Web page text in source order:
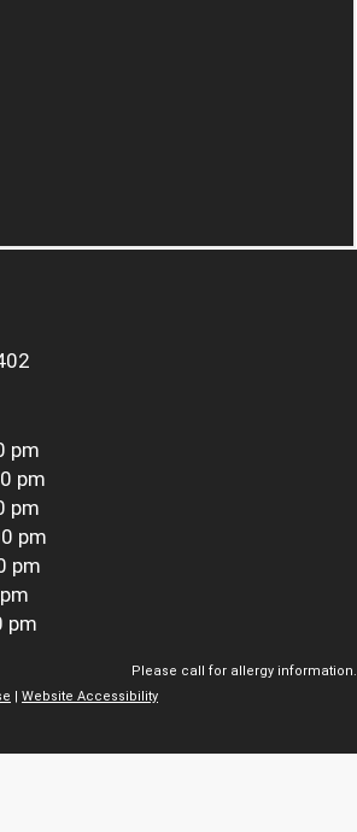
pm
pm
pm
pm
pm
pm
Please call for allergy information.
Website Accessibility